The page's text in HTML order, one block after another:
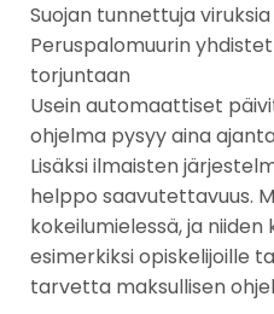
Suojan tunnettuja
Peruspalomuurin
torjuntaan
Usein automaattiset
ohjelma pysyy aina
Lisäksi ilmaisten
helppo saavutettavuus.
kokeilumielessä, ja
esimerkiksi opiskelijoille
tarvetta maksullisen